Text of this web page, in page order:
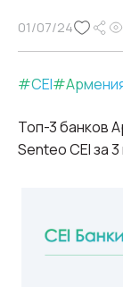
01/07/24
#CEI#
Топ-3 банков
Senteo CEI за